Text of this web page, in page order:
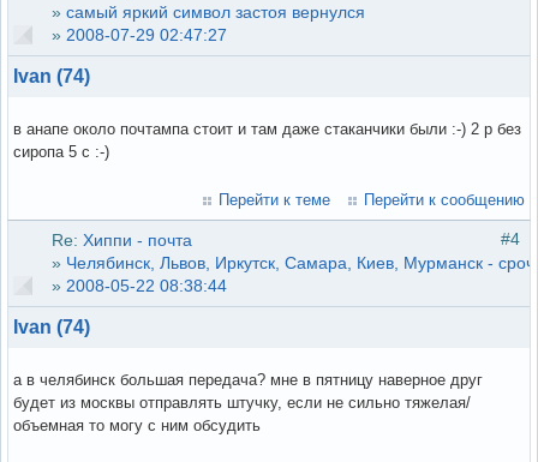
» самый яркий символ застоя вернулся
» 2008-07-29 02:47:27
Ivan (74)
в анапе около почтампа стоит и там даже стаканчики были :-) 2 р без
сиропа 5 с :-)
Перейти к теме Перейти к сообщению
#4
Re: Хиппи - почта
» Челябинск, Львов, Иркутск, Самара, Киев, Мурманск -
» 2008-05-22 08:38:44
Ivan (74)
а в челябинск большая передача? мне в пятницу наверное друг
будет из москвы отправлять штучку, если не сильно тяжелая/
объемная то могу с ним обсудить